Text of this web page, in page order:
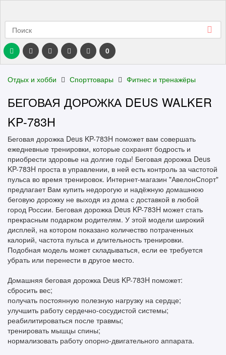
0
Отдых и хобби Спорттовары Фитнес и тренажёры
БЕГОВАЯ ДОРОЖКА DEUS WALKER
KP-783H
Беговая дорожка Deus KP-783H поможет вам совершать
ежедневные тренировки, которые сохранят бодрость и
приобрести здоровье на долгие годы! Беговая дорожка Deus
KP-783H проста в управлении, в ней есть контроль за частотой
пульса во время тренировок. Интернет-магазин "АвелонСпорт"
предлагает Вам купить недорогую и надёжную домашнюю
беговую дорожку не выходя из дома с доставкой в любой
город России. Беговая дорожка Deus KP-783H может стать
прекрасным подарком родителям. У этой модели широкий
дисплей, на котором показано количество потраченных
калорий, частота пульса и длительность тренировки.
Подобная модель может складываться, если ее требуется
убрать или перенести в другое место.
Домашняя беговая дорожка Deus KP-783H поможет:
сбросить вес;
получать постоянную полезную нагрузку на сердце;
улучшить работу сердечно-сосудистой системы;
реабилитироваться после травмы;
тренировать мышцы спины;
нормализовать работу опорно-двигательного аппарата.